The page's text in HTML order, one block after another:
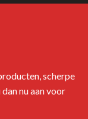
scherpe
nu aan voor